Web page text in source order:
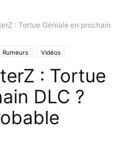
: Tortue Géniale en prochain
Rumeurs Vidéos
: Tortue
DLC ?